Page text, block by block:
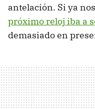
antelación. Si ya
próximo reloj iba a
demasiado en